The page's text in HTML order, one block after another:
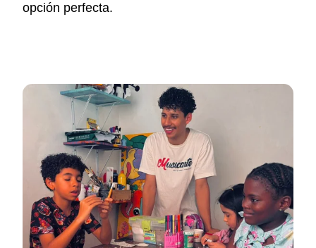
opción perfecta.